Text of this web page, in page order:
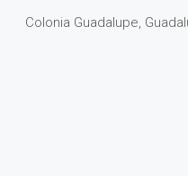
Colonia Guadalupe,